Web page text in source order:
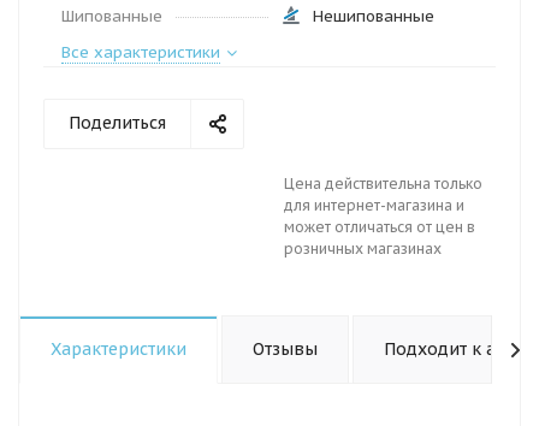
Шипованные
Нешипованные
Все характеристики
Поделиться
Цена действительна только
для интернет-магазина и
может отличаться от цен в
розничных магазинах
Характеристики Отзывы Подходит к авто